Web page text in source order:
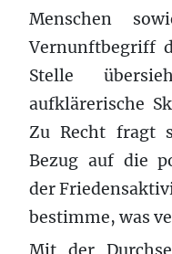
Menschen
Vernunftbegriff
Stelle
aufklärerische
Zu Recht fragt
Bezug auf die
der
bestimme, was